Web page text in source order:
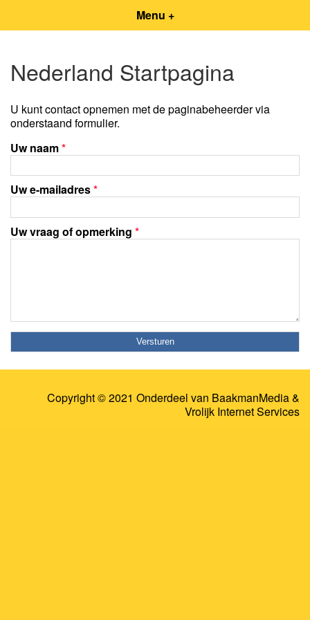
Menu +
Nederland Startpagina
U kunt contact opnemen met de paginabeheerder via
onderstaand formulier.
Uw naam*
Uw e-mailadres*
Uw vraag of opmerking *
Copyright © 2021 Onderdeel van BaakmanMedia&
Vrolijk Internet Services